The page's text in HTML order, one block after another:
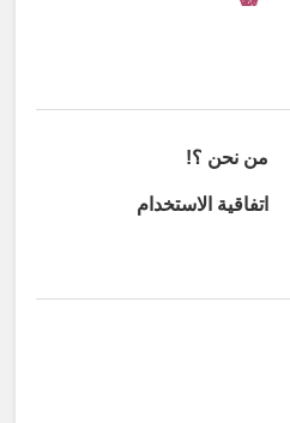
من نحن ؟!
اتفاقية الاستخدام